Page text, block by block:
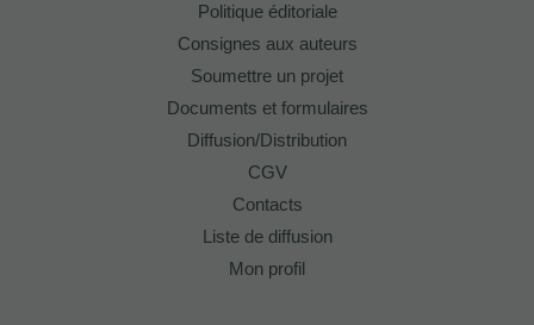
Politique éditoriale
Consignes aux auteurs
Soumettre un projet
Documents et formulaires
Diffusion/Distribution
CGV
Contacts
Liste de diffusion
Mon profil